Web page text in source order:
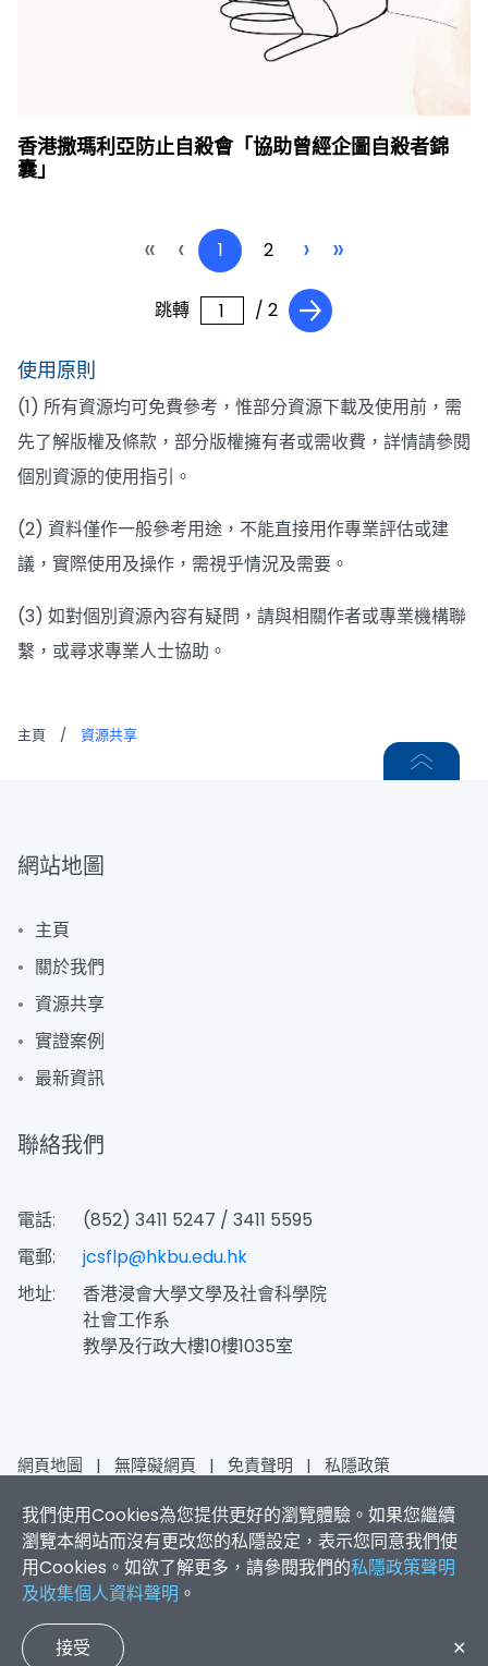
香港撒瑪利亞防止自殺會「協助曾經企圖自殺者錦
囊」
« ‹ 1 2 › »
跳轉 / 2
使用原則
(1) 所有資源均可免費參考，惟部分資源下載及使用前，需
先了解版權及條款，部分版權擁有者或需收費，詳情請參閱
個別資源的使用指引。
(2) 資料僅作一般參考用途，不能直接用作專業評估或建
議，實際使用及操作，需視乎情況及需要。
(3) 如對個別資源內容有疑問，請與相關作者或專業機構聯
繫，或尋求專業人士協助。
主頁 / 資源共享
我們使用Cookies為您提供更好的瀏覽體驗。如果您繼續
瀏覽本網站而沒有更改您的私隱設定，表示您同意我們使
用Cookies。如欲了解更多，請參閱我們的私隱政策聲明
及收集個人資料聲明 。
接受 ✕
網站地圖
主頁
關於我們
資源共享
實證案例
最新資訊
聯絡我們
電話:
(852) 3411 5247 / 3411 5595
電郵:
jcsflp@hkbu.edu.hk
地址:
香港浸會大學文學及社會科學院
社會工作系
教學及行政大樓10樓1035室
網頁地圖 | 無障礙網頁 | 免責聲明 | 私隱政策
© 2026 賽馬會智家樂計劃 版權所有